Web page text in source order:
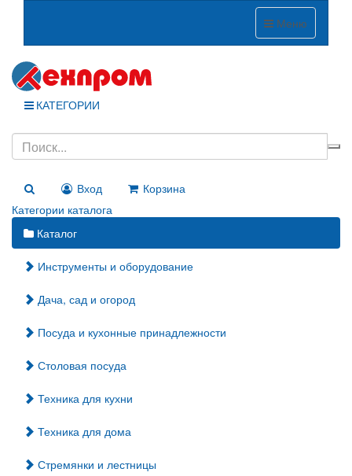
Меню
КАТЕГОРИИ
Вход
Корзина
Категории каталога
Каталог
Инструменты и оборудование
Дача, сад и огород
Посуда и кухонные принадлежности
Столовая посуда
Техника для кухни
Техника для дома
Стремянки и лестницы